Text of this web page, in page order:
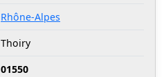
Rhône-Alpes
Thoiry
01550